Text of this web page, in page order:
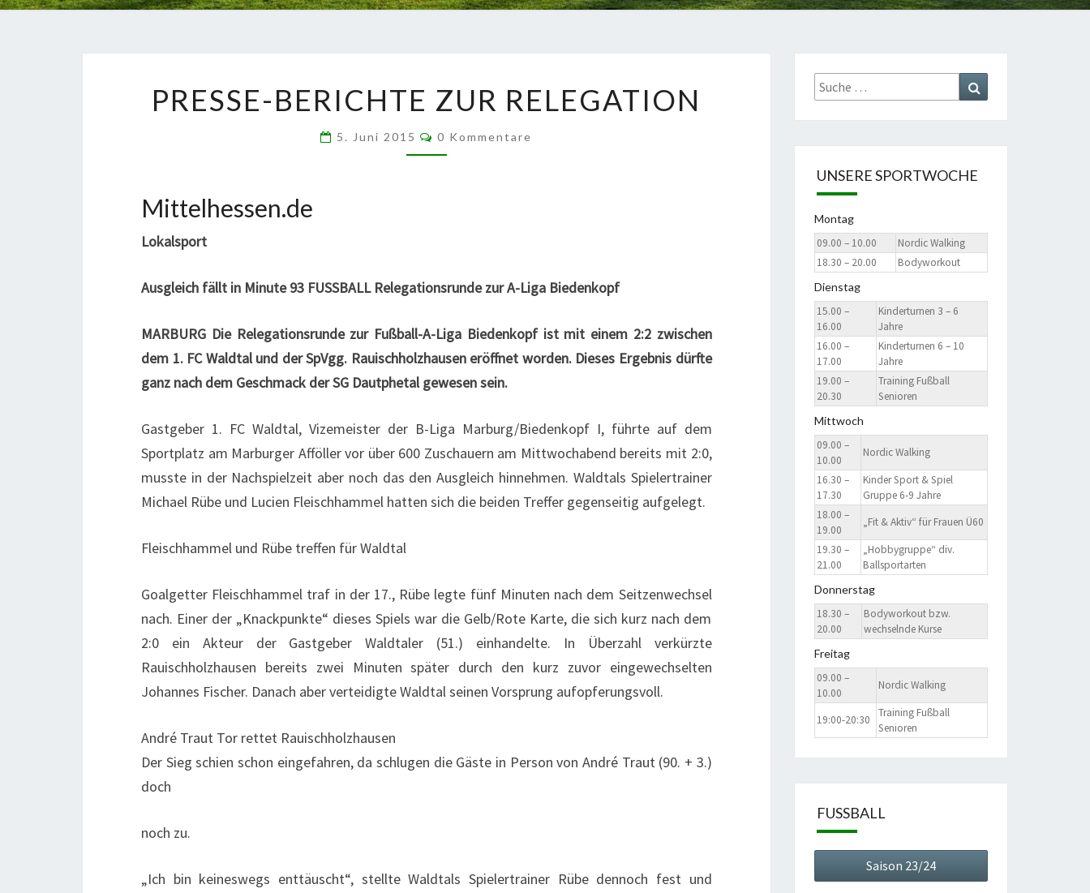
BERICHTE
RELEGATION
PRESSE-BERICHTE ZUR RELEGATION
5. Juni 2015 Kommentare
0 Kommentare
Mittelhessen.de
Lokalsport
Ausgleich fällt in Minute 93 FUSSBALL Relegationsrunde zur A-Liga Biedenkopf
MARBURG Die Relegationsrunde zur Fußball-A-Liga Biedenkopf ist mit einem 2:2 zwischen
dem 1. FC Waldtal und der SpVgg. Rauischholzhausen eröffnet worden. Dieses Ergebnis dürfte
ganz nach dem Geschmack der SG Dautphetal gewesen sein.
Gastgeber 1. FC Waldtal, Vizemeister der B-Liga Marburg/Biedenkopf I, führte auf dem
Sportplatz am Marburger Afföller vor über 600 Zuschauern am Mittwochabend bereits mit 2:0,
musste in der Nachspielzeit aber noch das den Ausgleich hinnehmen. Waldtals Spielertrainer
Michael Rübe und Lucien Fleischhammel hatten sich die beiden Treffer gegenseitig aufgelegt.
Fleischhammel und Rübe treffen für Waldtal
Goalgetter Fleischhammel traf in der 17., Rübe legte fünf Minuten nach dem Seitzenwechsel
nach. Einer der „Knackpunkte“ dieses Spiels war die Gelb/Rote Karte, die sich kurz nach dem
2:0 ein Akteur der Gastgeber Waldtaler (51.) einhandelte. In Überzahl verkürzte
Rauischholzhausen bereits zwei Minuten später durch den kurz zuvor eingewechselten
Johannes Fischer. Danach aber verteidigte Waldtal seinen Vorsprung aufopferungsvoll.
André Traut Tor rettet Rauischholzhausen
Der Sieg schien schon eingefahren, da schlugen die Gäste in Person von André Traut (90. + 3.)
doch
noch zu.
„Ich bin keineswegs enttäuscht“, stellte Waldtals Spielertrainer Rübe dennoch fest und
Suche
nach:
UNSERE SPORTWOCHE
Montag
09.00 – 10.00
Nordic Walking
18.30 – 20.00
Bodyworkout
Dienstag
15.00 –
16.00
Kinderturnen 3 – 6
Jahre
16.00 –
17.00
Kinderturnen 6 – 10
Jahre
19.00 –
20.30
Training Fußball
Senioren
Mittwoch
09.00 –
10.00
Nordic Walking
16.30 –
17.30
Kinder Sport & Spiel
Gruppe 6-9 Jahre
18.00 –
19.00
„Fit & Aktiv“ für Frauen Ü60
19.30 –
21.00
„Hobbygruppe“ div.
Ballsportarten
Donnerstag
18.30 –
20.00
Bodyworkout bzw.
wechselnde Kurse
Freitag
09.00 –
10.00
Nordic Walking
19:00-20:30
Training Fußball
Senioren
FUSSBALL
Saison 23/24